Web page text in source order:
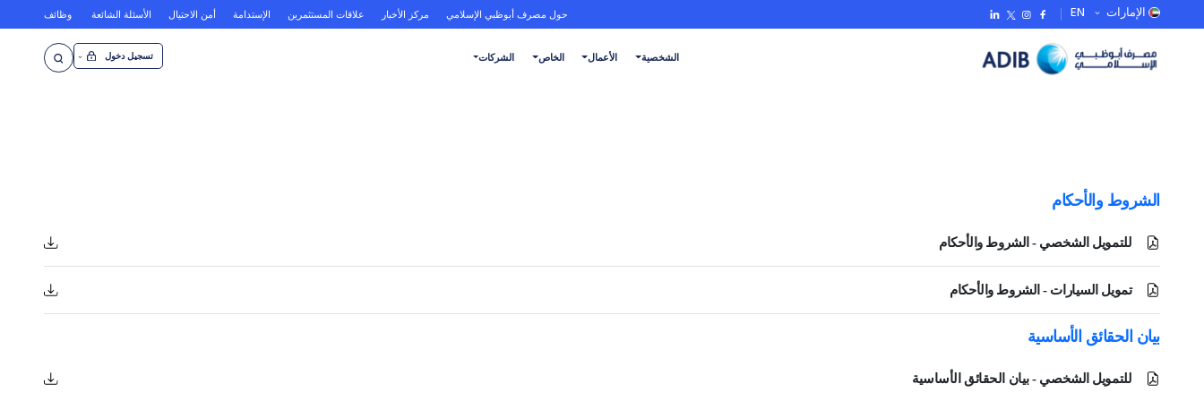
الإمارات EN حول مصرف أبوظبي الإسلامي مركز الأخبار علاقات المستثمرين الإستدامة أمن الاحتيال الأسئلة الشائعة وظائف
الشخصية الأعمال الخاص الشركات تسجيل دخول
الشروط والأحكام
للتمويل الشخصي - الشروط والأحكام
تمويل السيارات - الشروط والأحكام
بيان الحقائق الأساسية
للتمويل الشخصي - بيان الحقائق الأساسية